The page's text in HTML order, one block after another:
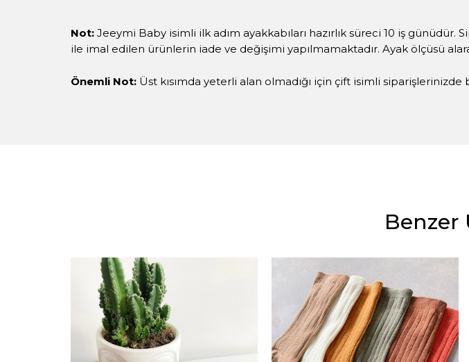
Not: Jeeymi Baby isimli ilk adım ayakkabıları hazırlık süreci 10 iş
ile imal edilen ürünlerin iade ve değişimi yapılmamaktadır. Ayak ölçüsü
Önemli Not: Üst kısımda yeterli alan olmadığı için çift isimli
Benzer